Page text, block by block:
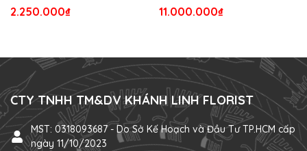
2.250.000₫ 11.000.000₫
CTY TNHH TM&DV KHÁNH LINH FLORIST
MST: 0318093687 - Do Sở Kế Hoạch và Đầu Tư TP.HCM cấp
ngày 11/10/2023